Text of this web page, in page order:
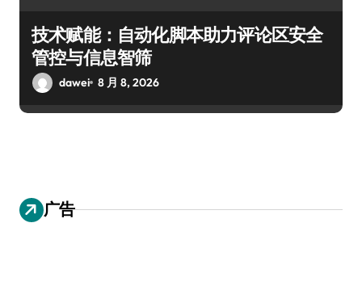
技术赋能：自动化脚本助力评论区安全
管控与信息智筛
dawei 8 月 8, 2026
广告